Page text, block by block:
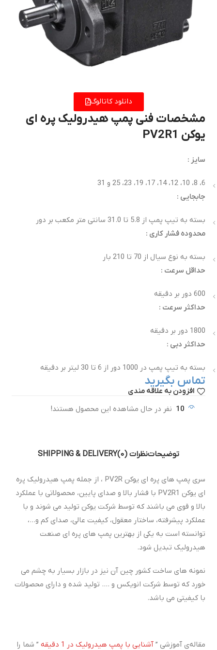
دانلود کاتالوگ
مشخصات فنی پمپ هیدرولیک پره ای
یوکن PV2R1
سایز :
6، 8، 10، 12، 14، 17، 19، 23، 25 و 31
جابجایی :
بسته به تیپ پمپ از 5.8 تا 31.0 سانتی متر مکعب بر دور
محدوده فشار کاری :
بسته به نوع سیال از 70 تا 210 بار
حداقل سرعت :
600 دور بر دقیقه
حداکثر سرعت :
1800 دور بر دقیقه
حداکثر دبی :
بسته به تیپ پمپ در 1000 دور از 6 تا 30 لیتر بر دقیقه
تماس بگیرید
افزودن به علاقه مندی
10 نفر در حال مشاهده این محصول هستند!
توضیحاتنظرات (0) SHIPPING & DELIVERY
سری پمپ های پره ای یوکن PV2R ، از جمله پمپ هیدرولیک پره
ای یوکن PV2R1 با فشار بالا و صدای پایین، محصولاتی با عملکرد
بالا و قوی می باشند که توسط شرکت یوکن تولید می شوند و با
عملکرد پیشرفته، ساختار معقول، کیفیت عالی، صدای کم و…،
توانسته است به یکی از بهترین پمپ های پره ای صنعت
هیدرولیک تبدیل شود.
نمونه های ساخت کشور چین آن نیز در بازار بسیار به چشم می
خورد که توسط شرکت انویکس و …. تولید شده و دارای محصولات
با کیفیتی می باشد.
مقاله‌ی آموزشی ” آشنایی با پمپ هیدرولیک در 1 دقیقه
” شما را